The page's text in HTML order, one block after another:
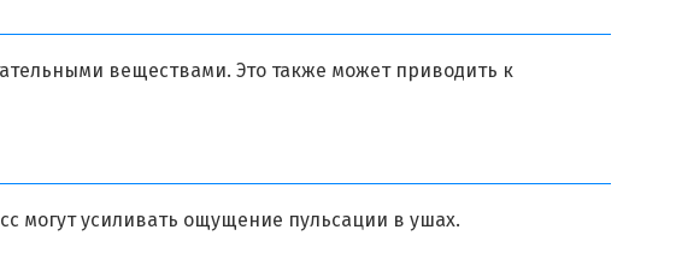
веществами. Это также может приводить к
могут усиливать ощущение пульсации в ушах.